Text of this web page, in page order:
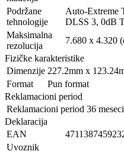
Podržane
tehnologije
Auto-Extreme
DLSS 3, 0dB
Maksimalna
rezolucija
7.680 x 4.320
Fizičke karakteristike
Dimenzije 227.2mm x
Format
Pun format
Reklamacioni period
Reklamacioni period 36 meseci
Deklaracija
EAN
Uvoznik